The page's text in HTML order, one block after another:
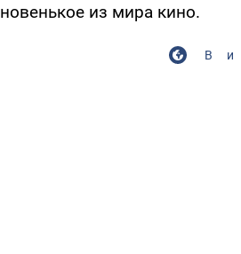
новенькое из мира кино.